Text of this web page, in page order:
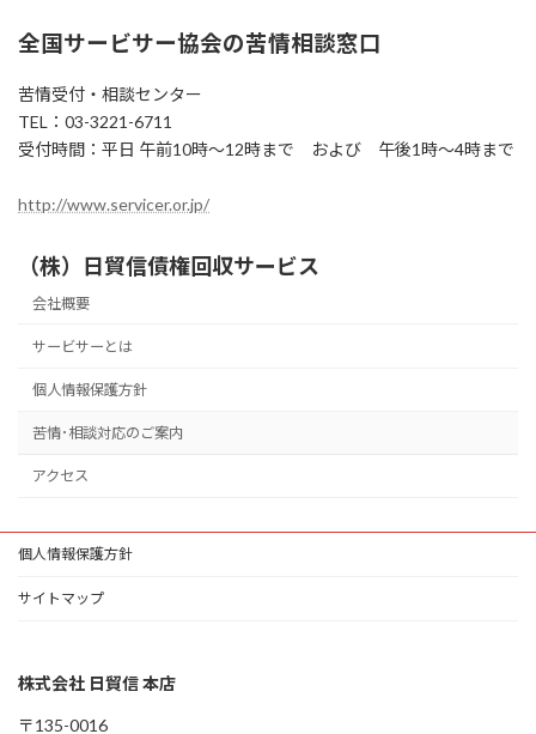
全国サービサー協会の苦情相談窓口
苦情受付・相談センター
TEL：03-3221-6711
受付時間：平日 午前10時〜12時まで および 午後1時〜4時まで
http://www.servicer.or.jp/
（株）日貿信債権回収サービス
会社概要
サービサーとは
個人情報保護方針
苦情･相談対応のご案内
アクセス
個人情報保護方針
サイトマップ
株式会社 日貿信 本店
〒135-0016